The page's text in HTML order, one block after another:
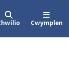
Cwymplen